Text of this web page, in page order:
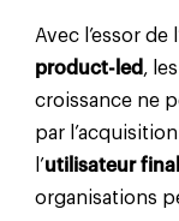
Avec l’essor
product-led ,
croissance ne
par
l’utilisateur final
organisations